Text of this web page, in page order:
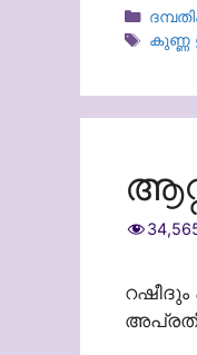
Tags
കുണ്ണ
റഷീദും